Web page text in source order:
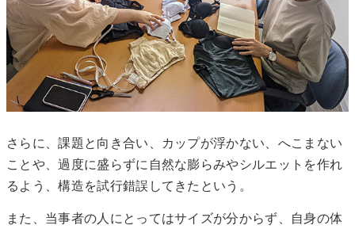
さらに、課題と向き合い、カップが浮かない、へこまない
ことや、過度に盛らずに自然な膨らみやシルエットを作れ
るよう、構造を試行錯誤してきたという。
また、当事者の人にとってはサイズが分からず、自身の体